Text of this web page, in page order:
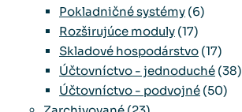
Pokladničné systémy (6)
Rozširujúce moduly (17)
Skladové hospodárstvo (17)
Účtovníctvo - jednoduché (38)
Účtovníctvo - podvojné (50)